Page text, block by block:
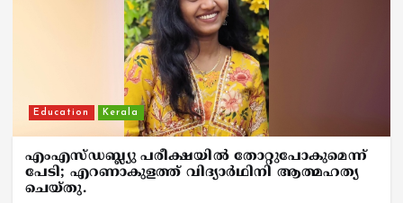
Education Kerala
എംഎസ്ഡബ്ല്യു പരീക്ഷയില്‍ തോറ്റുപോകുമെന്ന്
പേടി; എറണാകുളത്ത് വിദ്യാര്‍ഥിനി ആത്മഹത്യ
ചെയ്തു.